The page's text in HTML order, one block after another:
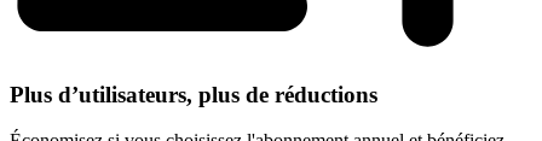
Plus d’utilisateurs, plus de réductions